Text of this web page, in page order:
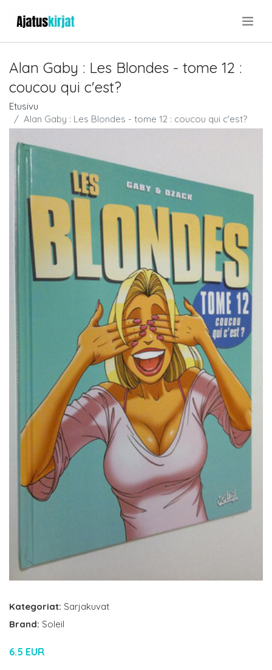
Alan Gaby : Les Blondes - tome 12 :
coucou qui c'est?
Etusivu
Alan Gaby : Les Blondes - tome 12 : coucou qui c'est?
Kategoriat: Sarjakuvat
Brand: Soleil
6.5 EUR